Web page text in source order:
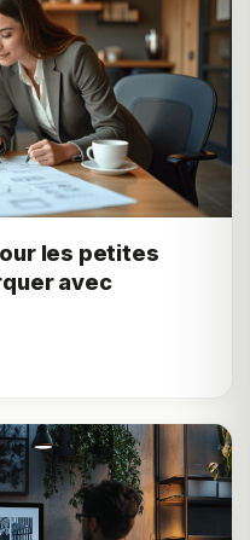
les petites
avec